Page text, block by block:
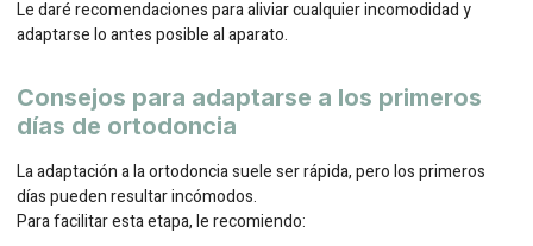
Le daré recomendaciones para aliviar cualquier incomodidad y
adaptarse lo antes posible al aparato.
Consejos para adaptarse a los primeros
días de ortodoncia
La adaptación a la ortodoncia suele ser rápida, pero los primeros
días pueden resultar incómodos.
Para facilitar esta etapa, le recomiendo: